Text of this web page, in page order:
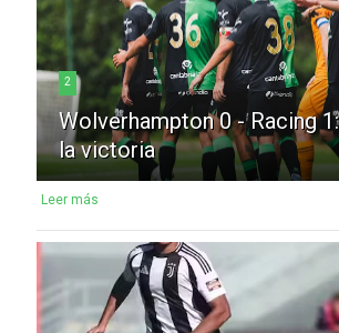
2
Wolverhampton 0 - Racing
la victoria
Leer más